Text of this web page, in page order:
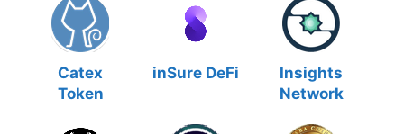
Catex
Token
inSure DeFi
Insights
Network